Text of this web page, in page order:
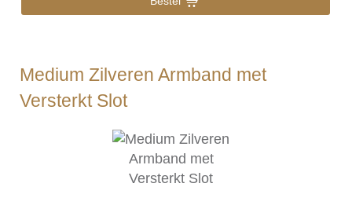
Medium Zilveren Armband met
Versterkt Slot